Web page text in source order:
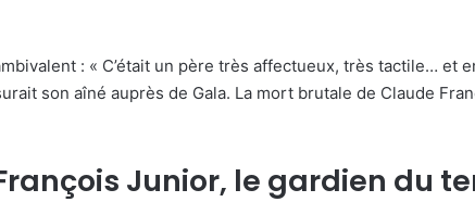
: « C’était un père très affectueux, très tactile… et
son aîné auprès de Gala. La mort brutale de Claude
Junior, le gardien du